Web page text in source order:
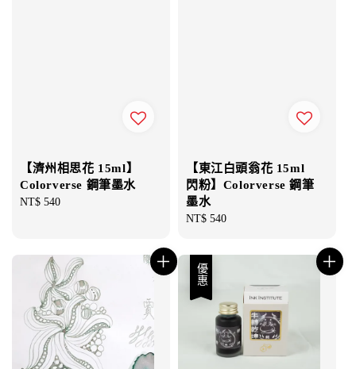
【濟州相思花 15ml】
Colorverse 鋼筆墨水
Regular
NT$ 540
【東江白頭翁花 15ml
閃粉】Colorverse 鋼筆
墨水
Regular
NT$ 540
優惠